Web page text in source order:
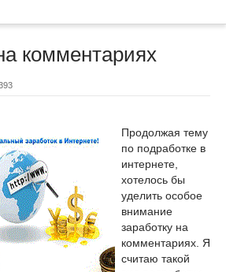
комментариях
Продолжая тему
по подработке в
интернете,
хотелось бы
уделить особое
внимание
заработку на
комментариях. Я
считаю такой